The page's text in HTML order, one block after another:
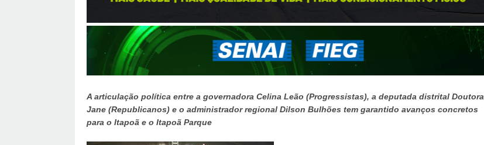
A articulação política entre a governadora Celina Leão (Progressistas), a deputada distrital Doutora
Jane (Republicanos) e o administrador regional Dilson Bulhões tem garantido avanços concretos
para o Itapoã e o Itapoã Parque